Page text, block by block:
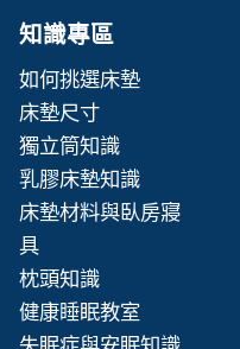
知識專區
如何挑選床墊
床墊尺寸
獨立筒知識
乳膠床墊知識
床墊材料與臥房寢
具
枕頭知識
健康睡眠教室